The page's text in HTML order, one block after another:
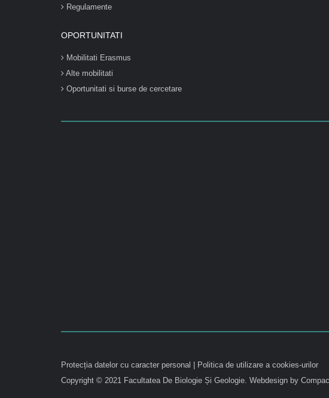
Regulamente
OPORTUNITATI
Mobilitati Erasmus
Alte mobilitati
Oportunitati si burse de cercetare
Protecția datelor cu caracter personal
Politica de utilizare a cookies-urilor
Copyright © 2021 Facultatea De Biologie Și Geologie. Webdesign by